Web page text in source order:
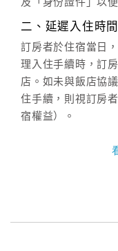
(07)9682715 。
二、延遲入住時間
訂房者於住宿當日
理入住手續時，訂
店。如未與飯店協
住手續，則視訂房
宿權益）。
四、訂單異動